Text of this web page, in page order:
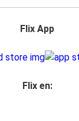
Flix App
Flix en: